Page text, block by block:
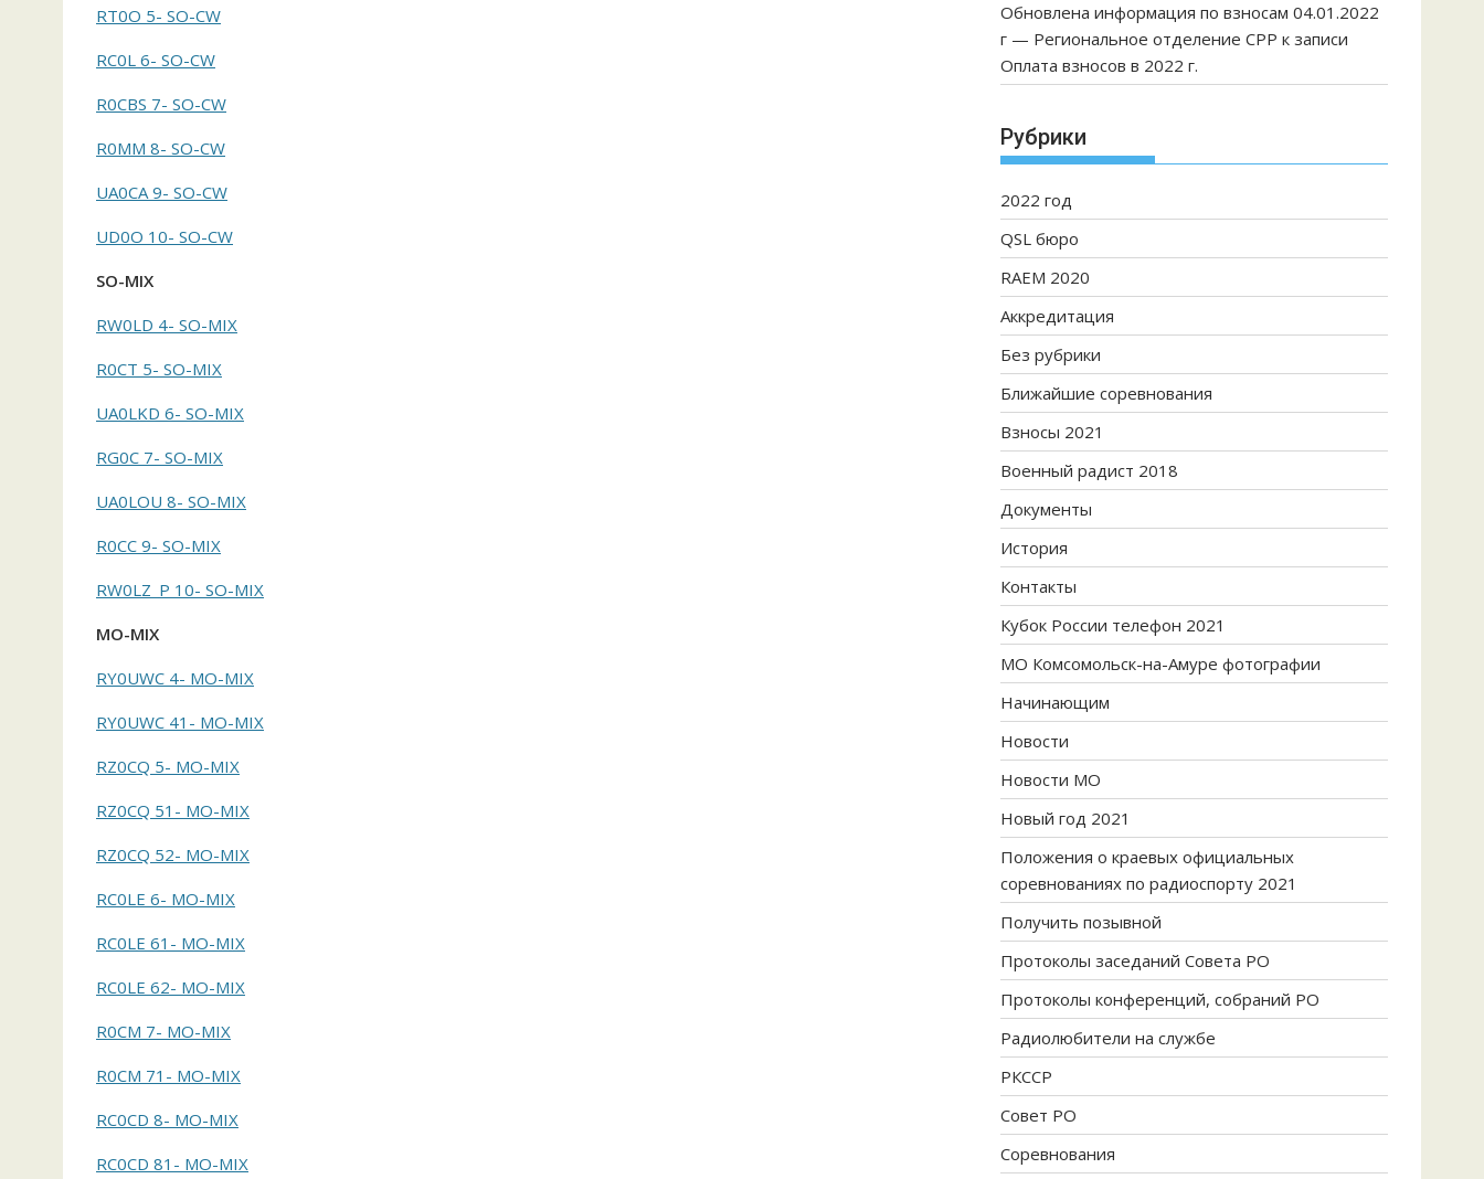
RT0O 5- SO-CW
RC0L 6- SO-CW
R0CBS 7- SO-CW
R0MM 8- SO-CW
UA0CA 9- SO-CW
UD0O 10- SO-CW
SO-MIX
RW0LD 4- SO-MIX
R0CT 5- SO-MIX
UA0LKD 6- SO-MIX
RG0C 7- SO-MIX
UA0LOU 8- SO-MIX
R0CC 9- SO-MIX
RW0LZ_P 10- SO-MIX
MO-MIX
RY0UWC 4- MO-MIX
RY0UWC 41- MO-MIX
RZ0CQ 5- MO-MIX
RZ0CQ 51- MO-MIX
RZ0CQ 52- MO-MIX
RC0LE 6- MO-MIX
RC0LE 61- MO-MIX
RC0LE 62- MO-MIX
R0CM 7- MO-MIX
R0CM 71- MO-MIX
RC0CD 8- MO-MIX
RC0CD 81- MO-MIX
Обновлена информация по взносам 04.01.2022
г — Региональное отделение СРР к записи
Оплата взносов в 2022 г.
Рубрики
2022 год
QSL бюро
RAEM 2020
Аккредитация
Без рубрики
Ближайшие соревнования
Взносы 2021
Военный радист 2018
Документы
История
Контакты
Кубок России телефон 2021
МО Комсомольск-на-Амуре фотографии
Начинающим
Новости
Новости МО
Новый год 2021
Положения о краевых официальных
соревнованиях по радиоспорту 2021
Получить позывной
Протоколы заседаний Совета РО
Протоколы конференций, собраний РО
Радиолюбители на службе
РКССР
Совет РО
Соревнования